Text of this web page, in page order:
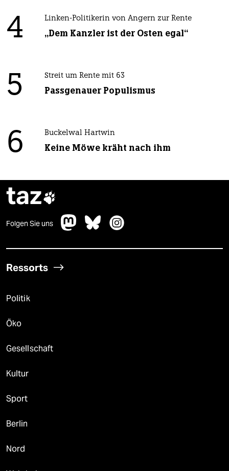
4 Linken-Politikerin von Angern zur Rente
„Dem Kanzler ist der Osten egal“
5 Streit um Rente mit 63
Passgenauer Populismus
6 Buckelwal Hartwin
Keine Möwe kräht nach ihm
taz
Folgen Sie uns
Ressorts
Politik
Öko
Gesellschaft
Kultur
Sport
Berlin
Nord